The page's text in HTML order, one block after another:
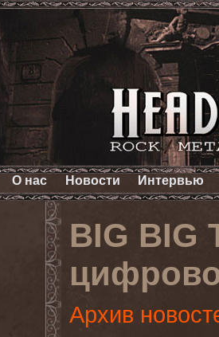
О нас Новости Интервью
BIG BIG
Архив